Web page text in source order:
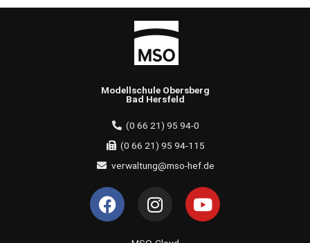
Modellschule Obersberg
Bad Hersfeld
(0 66 21) 95 94-0
(0 66 21) 95 94-115
verwaltung@mso-hef.de
F
a
I
n
Y
o